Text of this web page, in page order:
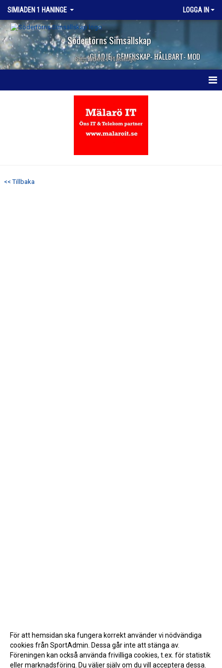
SIMIADEN 1 HANINGE LOGGA IN
Södertörns Simsällskap
GLÄDJE - GEMENSKAP- HÅLLBART- MOD
Simiaden 1 Haninge
KONTAKT
<< Tillbaka
För att hemsidan ska fungera korrekt använder vi nödvändiga
cookies från SportAdmin. Dessa går inte att stänga av.
Föreningen kan också använda frivilliga cookies, t.ex. för statistik
eller marknadsföring. Du väljer själv om du vill acceptera dessa.